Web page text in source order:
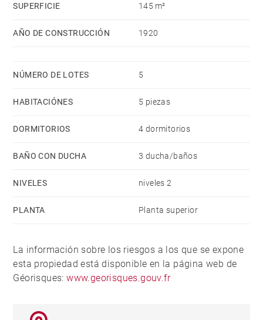
SUPERFICIE 145 m²
AÑO DE CONSTRUCCIÓN 1920
NÚMERO DE LOTES 5
HABITACIÓNES 5 piezas
DORMITORIOS 4 dormitorios
BAÑO CON DUCHA 3 ducha/baños
NIVELES niveles 2
PLANTA Planta superior
La información sobre los riesgos a los que se expone
esta propiedad está disponible en la página web de
Géorisques:www.georisques.gouv.fr